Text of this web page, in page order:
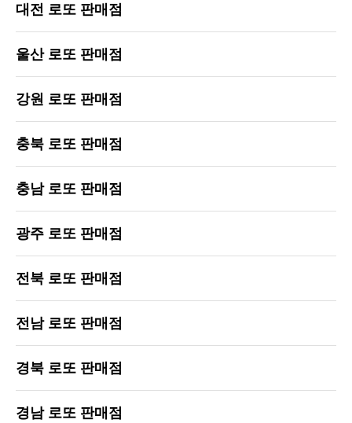
대전 로또 판매점
울산 로또 판매점
강원 로또 판매점
충북 로또 판매점
충남 로또 판매점
광주 로또 판매점
전북 로또 판매점
전남 로또 판매점
경북 로또 판매점
경남 로또 판매점